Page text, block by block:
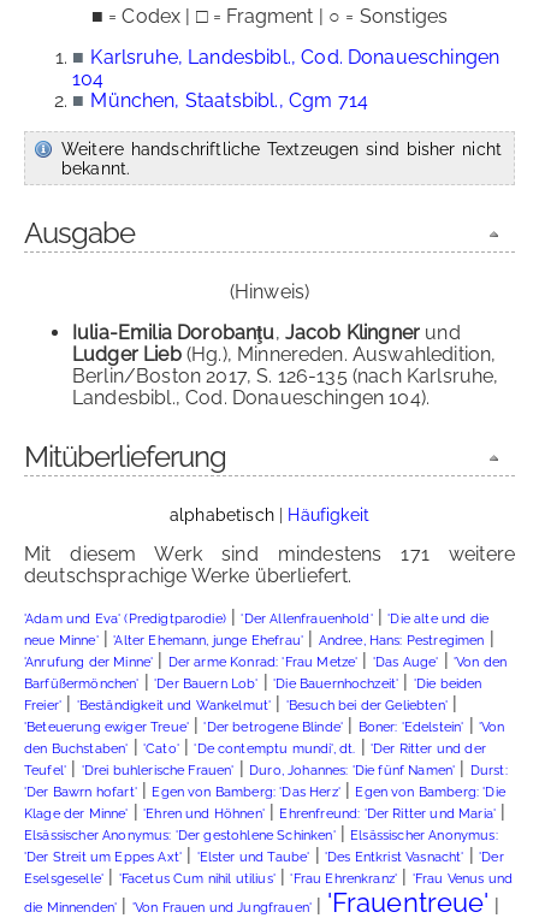
■ = Codex | □ = Fragment | ○ = Sonstiges
■ Karlsruhe, Landesbibl., Cod. Donaueschingen
104
■ München, Staatsbibl., Cgm 714
Weitere handschriftliche Textzeugen sind bisher nicht
bekannt.
Ausgabe
(Hinweis)
Iulia-Emilia Dorobanţu, Jacob Klingner und
Ludger Lieb (Hg.), Minnereden. Auswahledition,
Berlin/Boston 2017, S. 126-135 (nach Karlsruhe,
Landesbibl., Cod. Donaueschingen 104).
Mitüberlieferung
alphabetisch| Häufigkeit
Mit diesem Werk sind mindestens 171 weitere
deutschsprachige Werke überliefert.
'Adam und Eva' (Predigtparodie)|'Der Allenfrauenhold'|'Die alte und die
neue Minne'|'Alter Ehemann, junge Ehefrau' | Andree, Hans: Pestregimen |
'Anrufung der Minne' | Der arme Konrad: 'Frau Metze' | 'Das Auge' | 'Von den
Barfüßermönchen' |'Der Bauern Lob' |'Die Bauernhochzeit' | 'Die beiden
Freier' | 'Beständigkeit und Wankelmut' | 'Besuch bei der Geliebten'|
'Beteuerung ewiger Treue' |'Der betrogene Blinde' | Boner: 'Edelstein' | 'Von
den Buchstaben' | 'Cato'|'De contemptu mundi', dt. | 'Der Ritter und der
Teufel' | 'Drei buhlerische Frauen' | Duro, Johannes: 'Die fünf Namen' | Durst:
'Der Bawrn hofart'| Egen von Bamberg: 'Das Herz'| Egen von Bamberg: 'Die
Klage der Minne' |'Ehren und Höhnen'| Ehrenfreund: 'Der Ritter und Maria' |
Elsässischer Anonymus: 'Der gestohlene Schinken'| Elsässischer Anonymus:
'Der Streit um Eppes Axt' | 'Elster und Taube' | 'Des Entkrist Vasnacht' |'Der
Eselsgeselle' | 'Facetus Cum nihil utilius'|'Frau Ehrenkranz' | 'Frau Venus und
die Minnenden' | 'Von Frauen und Jungfrauen' | 'Frauentreue' |